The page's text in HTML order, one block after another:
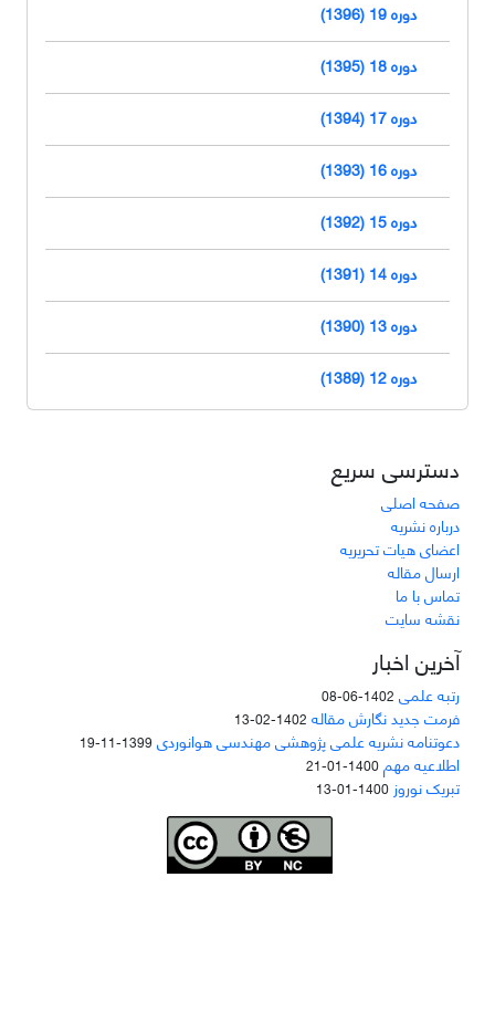
دوره 19 (1396)
دوره 18 (1395)
دوره 17 (1394)
دوره 16 (1393)
دوره 15 (1392)
دوره 14 (1391)
دوره 13 (1390)
دوره 12 (1389)
دسترسی سریع
صفحه اصلی
درباره نشریه
اعضای هیات تحریریه
ارسال مقاله
تماس با ما
نقشه سایت
آخرین اخبار
رتبه علمی 1402-06-08
فرمت جدید نگارش مقاله 1402-02-13
دعوتنامه نشریه علمی پژوهشی مهندسی هوانوردی1399-11-19
اطلاعیه مهم1400-01-21
تبریک نوروز 1400-01-13